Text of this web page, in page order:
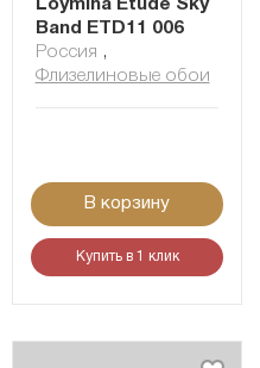
Loymina Etude Sky
Band ETD11 006
Россия ,
Флизелиновые обои
В корзину
Купить в 1 клик